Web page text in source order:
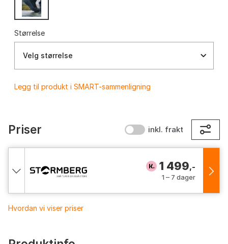
Størrelse
Velg størrelse
Legg til produkt i SMART-sammenligning
Priser inkl. frakt
1 499,-
1 – 7 dager
Hvordan vi viser priser